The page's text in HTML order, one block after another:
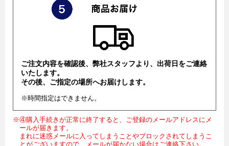
ご注文内容を確認後、弊社スタッフより、出荷日をご連絡
いたします。
その後、ご指定の場所へお届けします。
※時間指定はできません。
※④購入手続きが正常に終了すると、ご登録のメールアドレスにメ
ールが届きます。
まれに迷惑メールに入ってしまうことやブロックされてしまうこ
とがございますので、メールが届かない場合はご連絡下さい。